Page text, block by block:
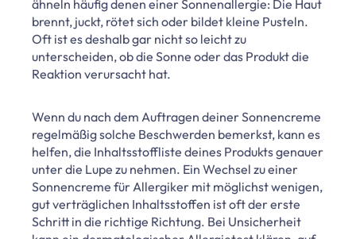
ähneln häufig denen einer Sonnenallergie: Die Haut
brennt, juckt, rötet sich oder bildet kleine Pusteln.
Oft ist es deshalb gar nicht so leicht zu
unterscheiden, ob die Sonne oder das Produkt die
Reaktion verursacht hat.
Wenn du nach dem Auftragen deiner Sonnencreme
regelmäßig solche Beschwerden bemerkst, kann es
helfen, die Inhaltsstoffliste deines Produkts genauer
unter die Lupe zu nehmen. Ein Wechsel zu einer
Sonnencreme für Allergiker mit möglichst wenigen,
gut verträglichen Inhaltsstoffen ist oft der erste
Schritt in die richtige Richtung. Bei Unsicherheit